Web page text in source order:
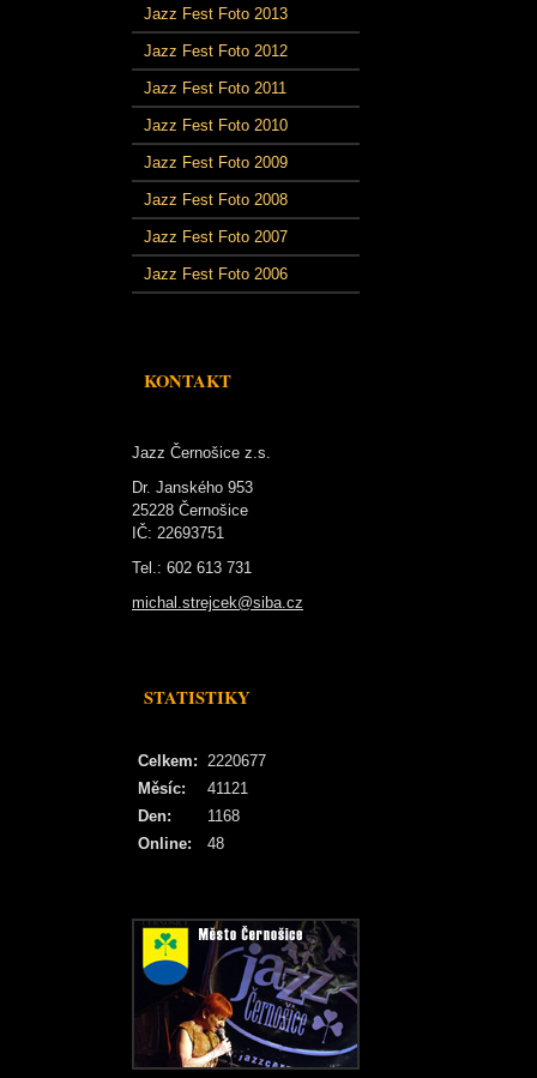
Jazz Fest Foto 2013
Jazz Fest Foto 2012
Jazz Fest Foto 2011
Jazz Fest Foto 2010
Jazz Fest Foto 2009
Jazz Fest Foto 2008
Jazz Fest Foto 2007
Jazz Fest Foto 2006
KONTAKT
Jazz Černošice z.s.
Dr. Janského 953
25228 Černošice
IČ: 22693751
Tel.: 602 613 731
michal.strejcek@siba.cz
STATISTIKY
Online: 48
Celkem: 2220677
Měsíc:
41121
Den:
1168